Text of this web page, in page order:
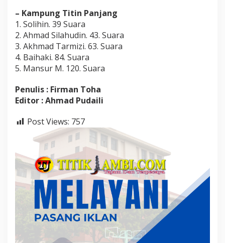
– Kampung Titin Panjang
1. Solihin. 39 Suara
2. Ahmad Silahudin. 43. Suara
3. Akhmad Tarmizi. 63. Suara
4. Baihaki. 84. Suara
5. Mansur M. 120. Suara
Penulis : Firman Toha
Editor : Ahmad Pudaili
Post Views: 757